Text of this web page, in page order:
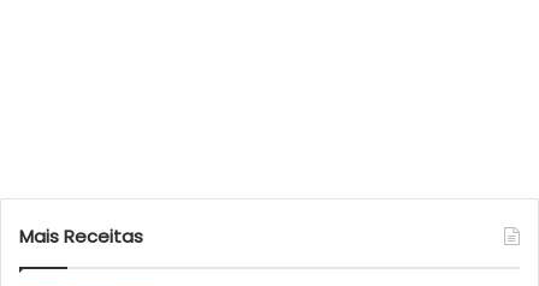
Mais Receitas